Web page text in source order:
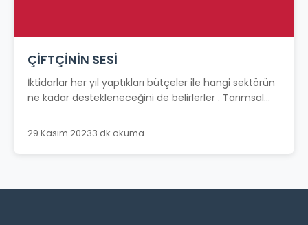
ÇİFTÇİNİN SESİ
İktidarlar her yıl yaptıkları bütçeler ile hangi sektörün
ne kadar destekleneceğini de belirlerler . Tarımsal...
29 Kasım 20233 dk okuma